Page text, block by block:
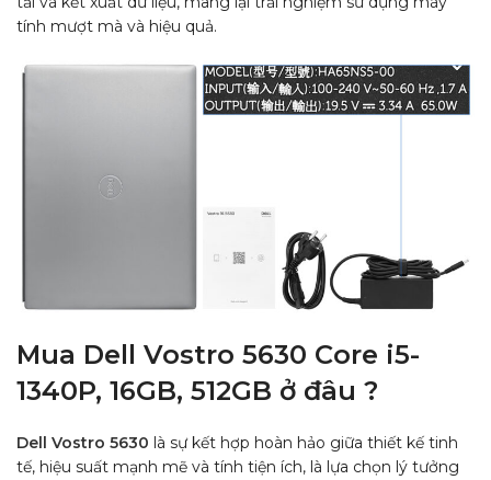
tính mượt mà và hiệu quả.
Mua Dell Vostro 5630 Core i5-
1340P, 16GB, 512GB ở đâu ?
Dell Vostro 5630 là sự kết hợp hoàn hảo giữa thiết kế tinh
tế, hiệu suất mạnh mẽ và tính tiện ích, là lựa chọn lý tưởng